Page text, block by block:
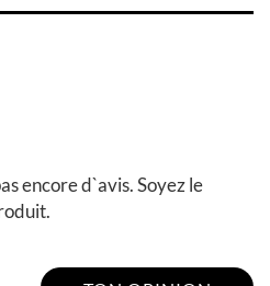
encore d`avis. Soyez le